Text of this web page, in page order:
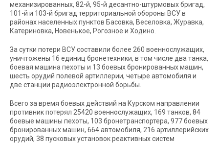
механизированных, 82-й, 95-й десантно-штурмовых бригад,
101-й и 103-й бригад территориальной обороны ВСУ в
районах населенных пунктов Басовка, Веселовка, Журавка,
Катериновка, Новенькое, Рогозное и Ходино.
За сутки потери ВСУ составили более 260 военнослужащих,
уничтожены 16 единиц бронетехники, в том числе два танка,
боевая машина пехоты и 13 боевых бронированных машин,
шесть орудий полевой артиллерии, четыре автомобиля и
две станции радиоэлектронной борьбы.
Всего за время боевых действий на Курском направлении
противник потерял 25420 военнослужащих, 169 танков, 84
боевые машины пехоты, 103 бронетранспортера, 977 боевых
бронированных машин, 664 автомобиля, 216 артиллерийских
орудий, 38 пусковых установок реактивных систем